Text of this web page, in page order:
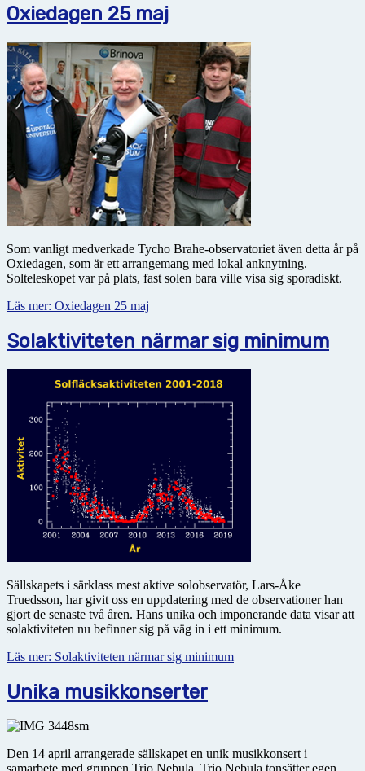
Oxiedagen 25 maj
Som vanligt medverkade Tycho Brahe-observatoriet även detta år på
Oxiedagen, som är ett arrangemang med lokal anknytning.
Solteleskopet var på plats, fast solen bara ville visa sig sporadiskt.
Läs mer: Oxiedagen 25 maj
Solaktiviteten närmar sig minimum
Sällskapets i särklass mest aktive solobservatör, Lars-Åke
Truedsson, har givit oss en uppdatering med de observationer han
gjort de senaste två åren. Hans unika och imponerande data visar att
solaktiviteten nu befinner sig på väg in i ett minimum.
Läs mer: Solaktiviteten närmar sig minimum
Unika musikkonserter
Den 14 april arrangerade sällskapet en unik musikkonsert i